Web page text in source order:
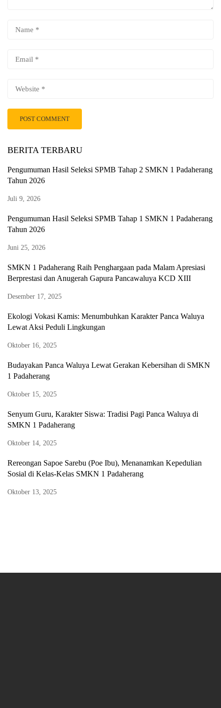
BERITA TERBARU
Pengumuman Hasil Seleksi SPMB Tahap 2 SMKN 1 Padaherang
Tahun 2026
Juli 9, 2026
Pengumuman Hasil Seleksi SPMB Tahap 1 SMKN 1 Padaherang
Tahun 2026
Juni 25, 2026
SMKN 1 Padaherang Raih Penghargaan pada Malam Apresiasi
Berprestasi dan Anugerah Gapura Pancawaluya KCD XIII
Desember 17, 2025
Ekologi Vokasi Kamis: Menumbuhkan Karakter Panca Waluya
Lewat Aksi Peduli Lingkungan
Oktober 16, 2025
Budayakan Panca Waluya Lewat Gerakan Kebersihan di SMKN
1 Padaherang
Oktober 15, 2025
Senyum Guru, Karakter Siswa: Tradisi Pagi Panca Waluya di
SMKN 1 Padaherang
Oktober 14, 2025
Rereongan Sapoe Sarebu (Poe Ibu), Menanamkan Kepedulian
Sosial di Kelas-Kelas SMKN 1 Padaherang
Oktober 13, 2025